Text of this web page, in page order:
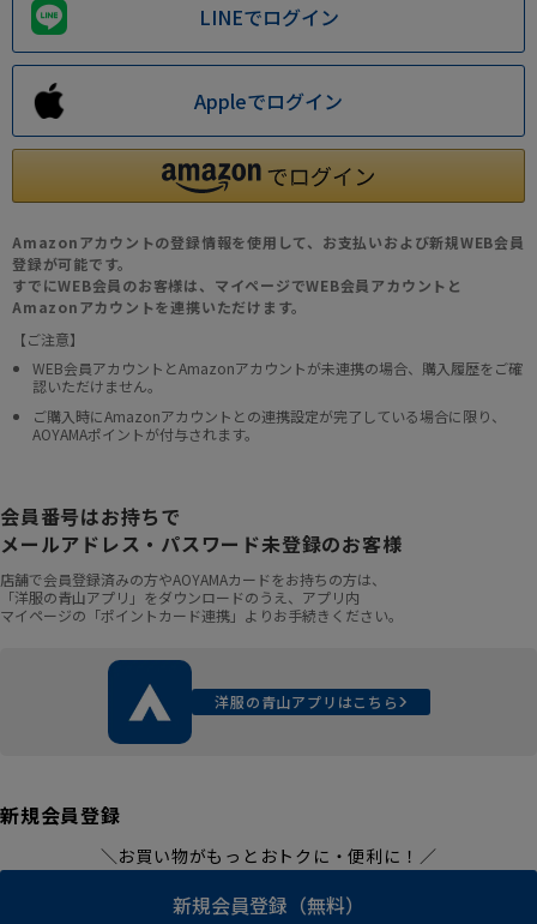
LINEでログイン
Appleでログイン
Amazonアカウントの登録情報を使用して、お支払いおよび新規WEB会員
登録が可能です。
すでにWEB会員のお客様は、マイページでWEB会員アカウントと
Amazonアカウントを連携いただけます。
【ご注意】
WEB会員アカウントとAmazonアカウントが未連携の場合、購入履歴をご確
認いただけません。
ご購入時にAmazonアカウントとの連携設定が完了している場合に限り、
AOYAMAポイントが付与されます。
会員番号はお持ちで
メールアドレス・パスワード未登録のお客様
店舗で会員登録済みの方やAOYAMAカードをお持ちの方は、
「洋服の青山アプリ」をダウンロードのうえ、アプリ内
マイページの「ポイントカード連携」よりお手続きください。
洋服の青山アプリはこちら
新規会員登録
＼お買い物がもっとおトクに・便利に！／
新規会員登録（無料）